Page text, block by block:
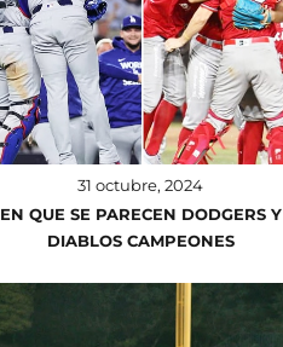
31 octubre, 2024
EN QUE SE PARECEN DODGERS Y
DIABLOS CAMPEONES